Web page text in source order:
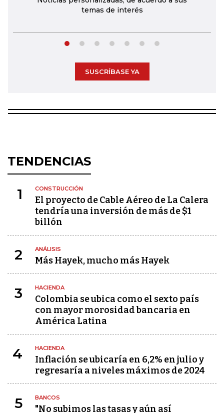
temas de interés
SUSCRÍBASE YA
TENDENCIAS
1 CONSTRUCCIÓN
El proyecto de Cable Aéreo de La Calera
tendría una inversión de más de $1
billón
2 ANÁLISIS
Más Hayek, mucho más Hayek
3 HACIENDA
Colombia se ubica como el sexto país
con mayor morosidad bancaria en
América Latina
4 HACIENDA
Inflación se ubicaría en 6,2% en julio y
regresaría a niveles máximos de 2024
5 BANCOS
"No subimos las tasas y aún así